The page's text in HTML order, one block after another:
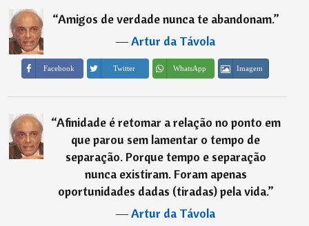
“Amigos de verdade nunca te abandonam.”
―Artur da Távola
Facebook Twitter WhatsApp Imagem
“Afinidade é retomar a relação no ponto em
que parou sem lamentar o tempo de
separação. Porque tempo e separação
nunca existiram. Foram apenas
oportunidades dadas (tiradas) pela vida.”
―Artur da Távola